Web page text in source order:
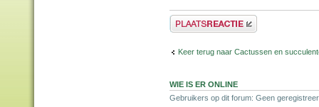
Plaats een reactie
Keer terug naar Cactussen en
WIE IS ER ONLINE
Gebruikers op dit forum: Geen